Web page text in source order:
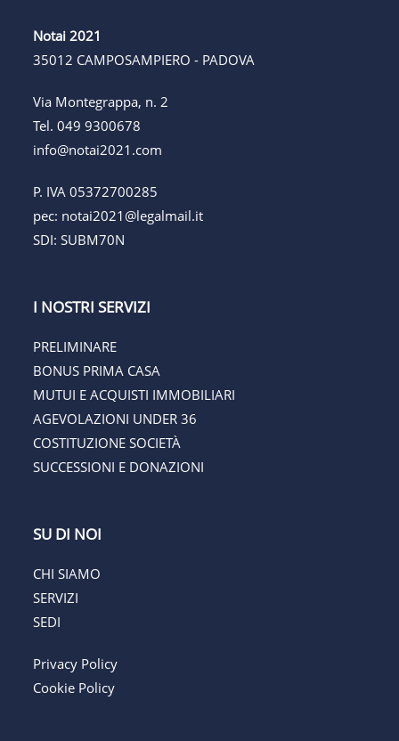
Notai 2021
35012 CAMPOSAMPIERO - PADOVA
Via Montegrappa, n. 2
Tel.049 9300678
info@notai2021.com
P. IVA 05372700285
pec: notai2021@legalmail.it
SDI: SUBM70N
I NOSTRI SERVIZI
PRELIMINARE
BONUS PRIMA CASA
MUTUI E ACQUISTI IMMOBILIARI
AGEVOLAZIONI UNDER 36
COSTITUZIONE SOCIETÀ
SUCCESSIONI E DONAZIONI
SU DI NOI
CHI SIAMO
SERVIZI
SEDI
Privacy Policy
Cookie Policy